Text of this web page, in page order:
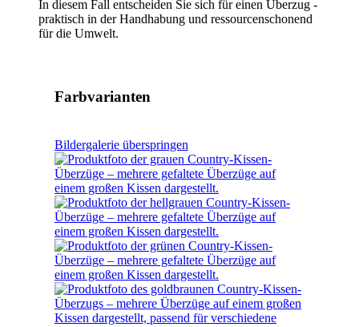
In diesem Fall entscheiden Sie sich für einen Überzug -
praktisch in der Handhabung und ressourcenschonend
für die Umwelt.
Farbvarianten
Bildergalerie überspringen